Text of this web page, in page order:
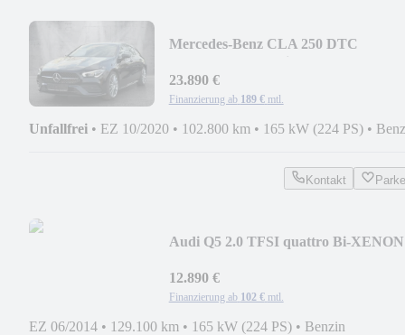
Mercedes-Benz CLA 250 DTC
MOTOR NEU
23.890 €
Finanzierung ab 189 € mtl.
Unfallfrei • EZ 10/2020 • 102.800 km • 165 kW (224 PS) •
Kontakt
Audi Q5 2.0 TFSI quattro Bi-
12.890 €
Finanzierung ab 102 € mtl.
EZ 06/2014 • 129.100 km • 165 kW (224 PS) • Benzin